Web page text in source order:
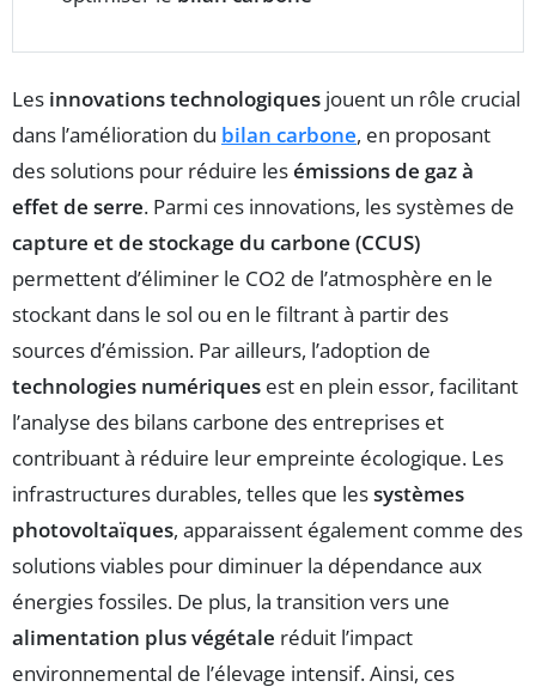
Les innovations technologiques jouent un rôle crucial
dans l’amélioration du bilan carbone, en proposant
des solutions pour réduire lesémissions de gaz à
effet de serre. Parmi ces innovations, les systèmes de
capture et de stockage du carbone (CCUS)
permettent d’éliminer le CO2 de l’atmosphère en le
stockant dans le sol ou en le filtrant à partir des
sources d’émission. Par ailleurs, l’adoption de
technologies numériques est en plein essor, facilitant
l’analyse des bilans carbone des entreprises et
contribuant à réduire leur empreinte écologique. Les
infrastructures durables, telles que lessystèmes
photovoltaïques, apparaissent également comme des
solutions viables pour diminuer la dépendance aux
énergies fossiles. De plus, la transition vers une
alimentation plus végétale réduit l’impact
environnemental de l’élevage intensif. Ainsi, ces